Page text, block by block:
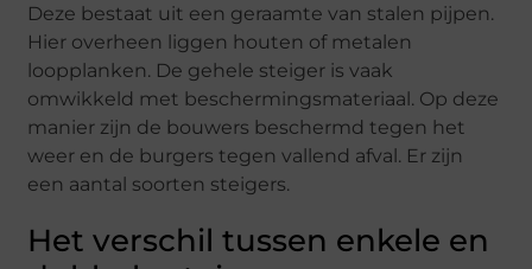
Deze bestaat uit een geraamte van stalen pijpen.
Hier overheen liggen houten of metalen
loopplanken. De gehele steiger is vaak
omwikkeld met beschermingsmateriaal. Op deze
manier zijn de bouwers beschermd tegen het
weer en de burgers tegen vallend afval. Er zijn
een aantal soorten steigers.
Het verschil tussen enkele en